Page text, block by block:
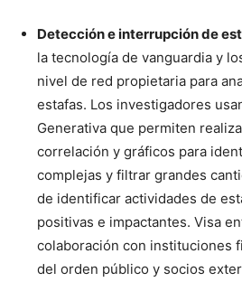
Detección e interrupción de
la tecnología de vanguardia y
nivel de red propietaria para
estafas. Los investigadores
Generativa que permiten
correlación y gráficos para
complejas y filtrar grandes
de identificar actividades de
positivas e impactantes. Visa
colaboración con instituciones
del orden público y socios